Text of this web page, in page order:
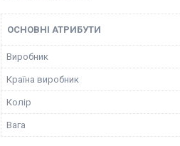
ОСНОВНІ АТРИБУТИ
Виробник
Країна виробник
Колір
Вага